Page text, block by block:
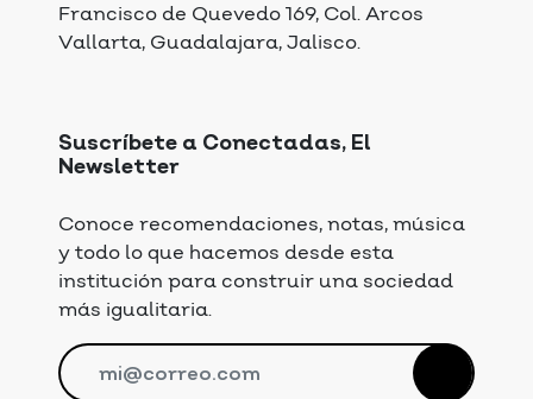
Francisco de Quevedo 169, Col. Arcos
Vallarta, Guadalajara, Jalisco.
Suscríbete a Conectadas, El
Newsletter
Conoce recomendaciones, notas, música
y todo lo que hacemos desde esta
institución para construir una sociedad
más igualitaria.